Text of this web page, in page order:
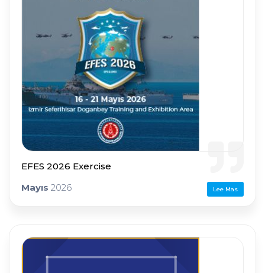
Lee Mas
EFES 2026 Exercise
Mayıs 2026